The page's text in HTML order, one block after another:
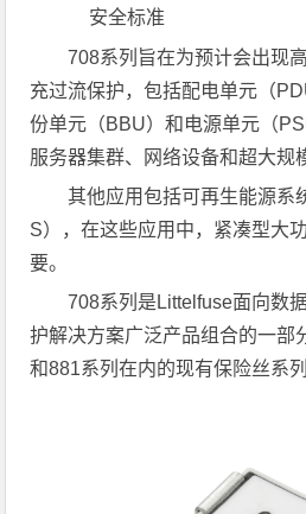
安全标准
708系列旨在为预计会出现
充过流保护，包括配电单元（
份单元（BBU）和电源单元（
服务器集群、网络设备和超大规
其他应用包括可再生能源系
S），在这些应用中，紧凑型大
要。
708系列是Littelfuse面向数
护解决方案广泛产品组合的一部
和881系列在内的现有保险丝系列